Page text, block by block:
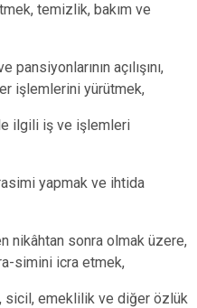
temizlik, bakım ve
açılışını,
işlemlerini yürütmek,
ilgili iş ve işlemleri
yapmak ve ihtida
nikâhtan sonra olmak üzere,
simini icra etmek,
sicil, emeklilik ve diğer özlük